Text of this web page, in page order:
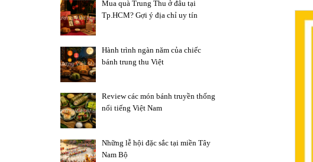
Mua quà Trung Thu ở đâu tại
Tp.HCM? Gợi ý địa chỉ uy tín
Hành trình ngàn năm của chiếc
bánh trung thu Việt
Review các món bánh truyền thống
nổi tiếng Việt Nam
Những lễ hội đặc sắc tại miền Tây
Nam Bộ